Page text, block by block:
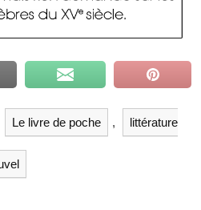
Le livre de poche , littérature